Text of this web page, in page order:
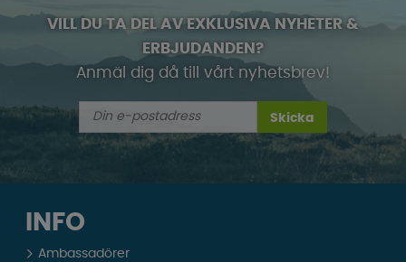
VILL DU TA DEL AV EXKLUSIVA NYHETER &
ERBJUDANDEN?
Anmäl dig då till vårt nyhetsbrev!
Skicka
INFO
Ambassadörer